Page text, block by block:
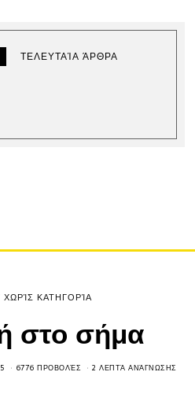
ΤΕΛΕΥΤΑΊΑ ΆΡΘΡΑ
ΧΩΡΊΣ ΚΑΤΗΓΟΡΊΑ
στο σήμα
6776 ΠΡΟΒΟΛΈΣ 2 ΛΕΠΤΆ ΑΝΆΓΝΩΣΗΣ